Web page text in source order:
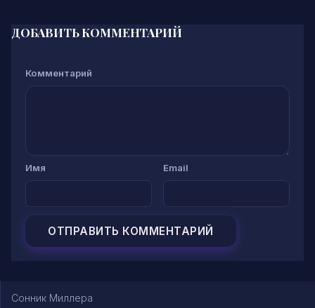
ДОБАВИТЬ КОММЕНТАРИЙ
Комментарий
Имя Email
Сонник Миллера